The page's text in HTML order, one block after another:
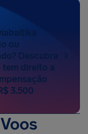
ou
Descubra
tem direito a
3.500